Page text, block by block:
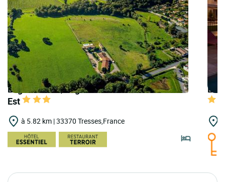
Logis Hôtels | Logis Hôtel Corintel Bordeaux
Est
à 5.82 km | 33370 Tresses,France